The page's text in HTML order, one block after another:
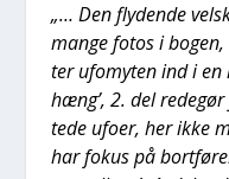
„… Den fly­den­de
man­ge fotos i
ter ufo­myten ind i
hæng’, 2. del
te­de ufo­er, her ikke
har fokus på